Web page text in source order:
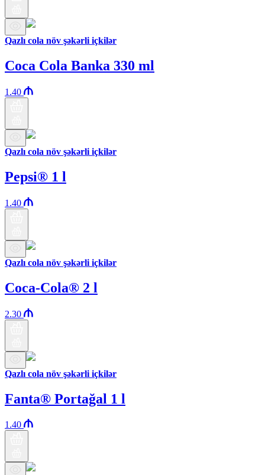
Qazlı cola növ şəkərli içkilər
Coca Cola Banka 330 ml
1.40
Qazlı cola növ şəkərli içkilər
Pepsi® 1 l
1.40
Qazlı cola növ şəkərli içkilər
Coca-Cola® 2 l
2.30
Qazlı cola növ şəkərli içkilər
Fanta® Portağal 1 l
1.40